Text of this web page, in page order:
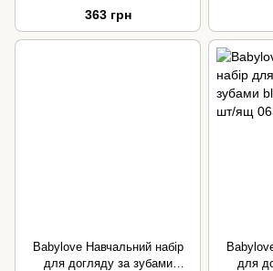
10 шт/ящ
363 грн
Babylove Навчальний набір
для догляду за зубами
для